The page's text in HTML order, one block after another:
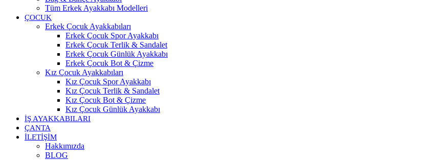
Tüm Erkek Ayakkabı Modelleri
ÇOCUK
Erkek Çocuk Ayakkabıları
Erkek Çocuk Spor Ayakkabı
Erkek Çocuk Terlik & Sandalet
Erkek Çocuk Günlük Ayakkabı
Erkek Çocuk Bot & Çizme
Kız Çocuk Ayakkabıları
Kız Çocuk Spor Ayakkabı
Kız Çocuk Terlik & Sandalet
Kız Çocuk Bot & Çizme
Kız Çocuk Günlük Ayakkabı
İŞ AYAKKABILARI
ÇANTA
İLETİŞİM
Hakkımızda
BLOG